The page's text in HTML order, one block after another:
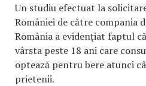
Un studiu efectuat la
României de către compania
România a evidenţiat faptul
vârsta peste 18 ani care
optează pentru bere atunci
prietenii.